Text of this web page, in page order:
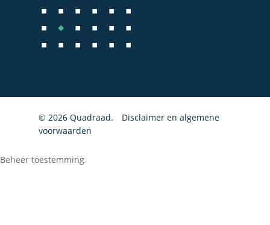
© 2026 Quadraad.
Disclaimer en algemene
voorwaarden
Beheer toestemming